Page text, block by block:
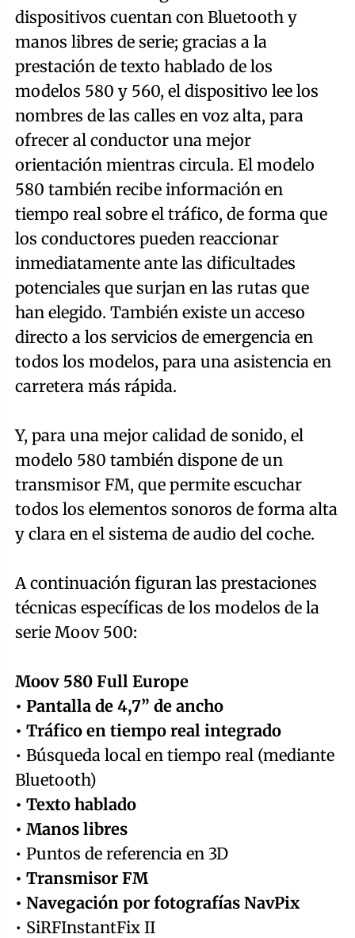
dispositivos cuentan con Bluetooth y
manos libres de serie; gracias a la
prestación de texto hablado de los
modelos 580 y 560, el dispositivo lee los
nombres de las calles en voz alta, para
ofrecer al conductor una mejor
orientación mientras circula. El modelo
580 también recibe información en
tiempo real sobre el tráfico, de forma que
los conductores pueden reaccionar
inmediatamente ante las dificultades
potenciales que surjan en las rutas que
han elegido. También existe un acceso
directo a los servicios de emergencia en
todos los modelos, para una asistencia en
carretera más rápida.
Y, para una mejor calidad de sonido, el
modelo 580 también dispone de un
transmisor FM, que permite escuchar
todos los elementos sonoros de forma alta
y clara en el sistema de audio del coche.
A continuación figuran las prestaciones
técnicas específicas de los modelos de la
serie Moov 500:
Moov 580 Full Europe
• Pantalla de 4,7” de ancho
• Tráfico en tiempo real integrado
• Búsqueda local en tiempo real (mediante
Bluetooth)
• Texto hablado
• Manos libres
• Puntos de referencia en 3D
• Transmisor FM
• Navegación por fotografías NavPix
• SiRFInstantFix II